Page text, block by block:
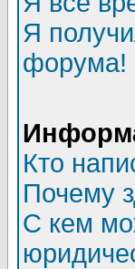
Я
форума!
Кто
Почему
С кем